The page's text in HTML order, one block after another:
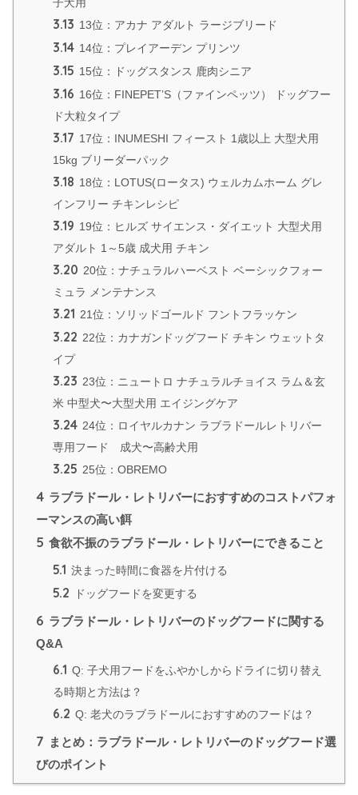
3.13 13位：アカナ アダルト ラージブリード
3.14 14位：プレイアーデン プリンツ
3.15 15位：ドッグスタンス 鹿肉シニア
3.16 16位：FINEPET’S（ファインペッツ） ドッグフー
ド大粒タイプ
3.17 17位：INUMESHI フィースト 1歳以上 大型犬用
15kg ブリーダーパック
3.18 18位：LOTUS(ロータス) ウェルカムホーム グレ
インフリー チキンレシピ
3.19 19位：ヒルズ サイエンス・ダイエット 大型犬用
アダルト 1～5歳 成犬用 チキン
3.20 20位：ナチュラルハーベスト ベーシックフォー
ミュラ メンテナンス
3.21 21位：ソリッドゴールド フントフラッケン
3.22 22位：カナガンドッグフード チキン ウェットタ
イプ
3.23 23位：ニュートロ ナチュラルチョイス ラム＆玄
米 中型犬〜大型犬用 エイジングケア
3.24 24位：ロイヤルカナン ラブラドールレトリバー
専用フード 成犬〜高齢犬用
3.25 25位：OBREMO
4 ラブラドール・レトリバーにおすすめのコストパフォ
ーマンスの高い餌
5 食欲不振のラブラドール・レトリバーにできること
5.1 決まった時間に食器を片付ける
5.2 ドッグフードを変更する
6 ラブラドール・レトリバーのドッグフードに関する
Q&A
6.1 Q: 子犬用フードをふやかしからドライに切り替え
る時期と方法は？
6.2 Q: 老犬のラブラドールにおすすめのフードは？
7 まとめ：ラブラドール・レトリバーのドッグフード選
びのポイント